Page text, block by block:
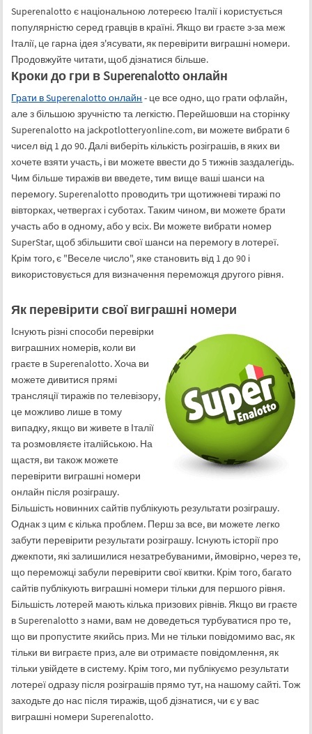
Superenalotto є національною лотереєю Італії і користується
популярністю серед гравців в країні. Якщо ви граєте з-за меж
Італії, це гарна ідея з'ясувати, як перевірити виграшні номери.
Продовжуйте читати, щоб дізнатися більше.
Кроки до гри в Superenalotto онлайн
Грати в Superenalotto онлайн - це все одно, що грати офлайн,
але з більшою зручністю та легкістю. Перейшовши на сторінку
Superenalotto на jackpotlotteryonline.com, ви можете вибрати 6
чисел від 1 до 90. Далі виберіть кількість розіграшів, в яких ви
хочете взяти участь, і ви можете ввести до 5 тижнів заздалегідь.
Чим більше тиражів ви введете, тим вище ваші шанси на
перемогу. Superenalotto проводить три щотижневі тиражі по
вівторках, четвергах і суботах. Таким чином, ви можете брати
участь або в одному, або у всіх. Ви можете вибрати номер
SuperStar, щоб збільшити свої шанси на перемогу в лотереї.
Крім того, є "Веселе число", яке становить від 1 до 90 і
використовується для визначення переможця другого рівня.
Як перевірити свої виграшні номери
Існують різні способи перевірки
виграшних номерів, коли ви
граєте в Superenalotto. Хоча ви
можете дивитися прямі
трансляції тиражів по телевізору,
це можливо лише в тому
випадку, якщо ви живете в Італії
та розмовляєте італійською. На
щастя, ви також можете
перевірити виграшні номери
онлайн після розіграшу.
Більшість новинних сайтів публікують результати розіграшу.
Однак з цим є кілька проблем. Перш за все, ви можете легко
забути перевірити результати розіграшу. Існують історії про
джекпоти, які залишилися незатребуваними, ймовірно, через те,
що переможці забули перевірити свої квитки. Крім того, багато
сайтів публікують виграшні номери тільки для першого рівня.
Більшість лотерей мають кілька призових рівнів. Якщо ви граєте
в Superenalotto з нами, вам не доведеться турбуватися про те,
що ви пропустите якийсь приз. Ми не тільки повідомимо вас, як
тільки ви виграєте приз, але ви отримаєте повідомлення, як
тільки увійдете в систему. Крім того, ми публікуємо результати
лотереї одразу після розіграшів прямо тут, на нашому сайті. Тож
заходьте до нас після тиражів, щоб дізнатися, чи є у вас
виграшні номери Superenalotto.